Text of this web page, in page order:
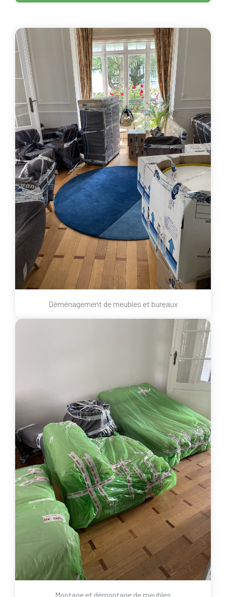
Déménagement de meubles et bureaux
Montage et démontage de meubles